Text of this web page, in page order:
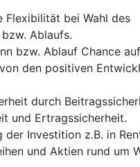
Flexibilität bei Wahl des
Ablaufs.
bzw. Ablauf Chance
den positiven
durch
und Ertragssicherheit.
der Investition z.B. in
und Aktien rund um